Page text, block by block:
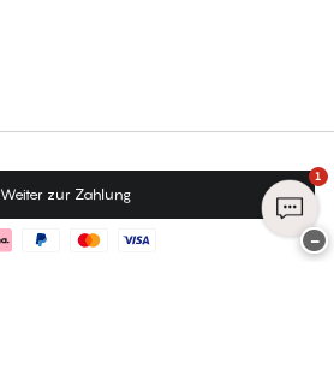
Weiter zur Zahlung
1
−